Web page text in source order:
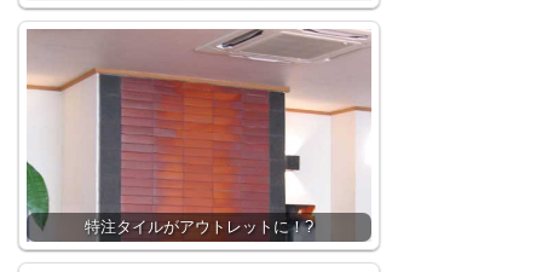
特注タイルがアウトレットに！?